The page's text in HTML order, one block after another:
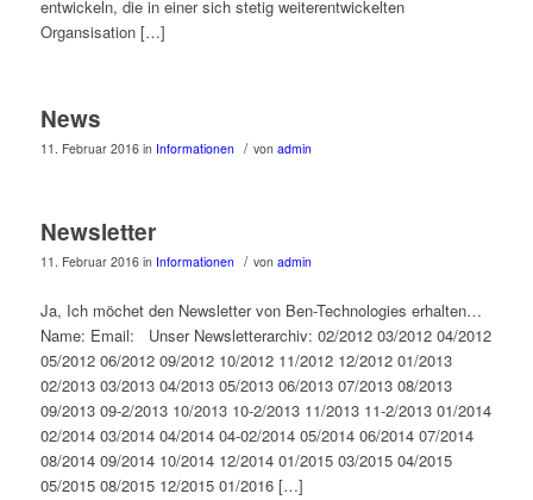
entwickeln, die in einer sich stetig weiterentwickelten
Organsisation […]
News
11. Februar 2016 in Informationen / von admin
Newsletter
11. Februar 2016 in Informationen / von admin
Ja, Ich möchet den Newsletter von Ben-Technologies erhalten…
Name: Email: Unser Newsletterarchiv: 02/2012 03/2012 04/2012
05/2012 06/2012 09/2012 10/2012 11/2012 12/2012 01/2013
02/2013 03/2013 04/2013 05/2013 06/2013 07/2013 08/2013
09/2013 09-2/2013 10/2013 10-2/2013 11/2013 11-2/2013 01/2014
02/2014 03/2014 04/2014 04-02/2014 05/2014 06/2014 07/2014
08/2014 09/2014 10/2014 12/2014 01/2015 03/2015 04/2015
05/2015 08/2015 12/2015 01/2016 […]